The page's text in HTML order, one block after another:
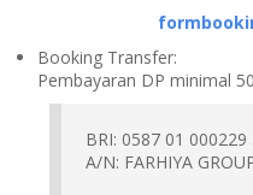
Booking Transfer:
Pembayaran DP minimal
BRI: 0587 01 000229
A/N: FARHIYA